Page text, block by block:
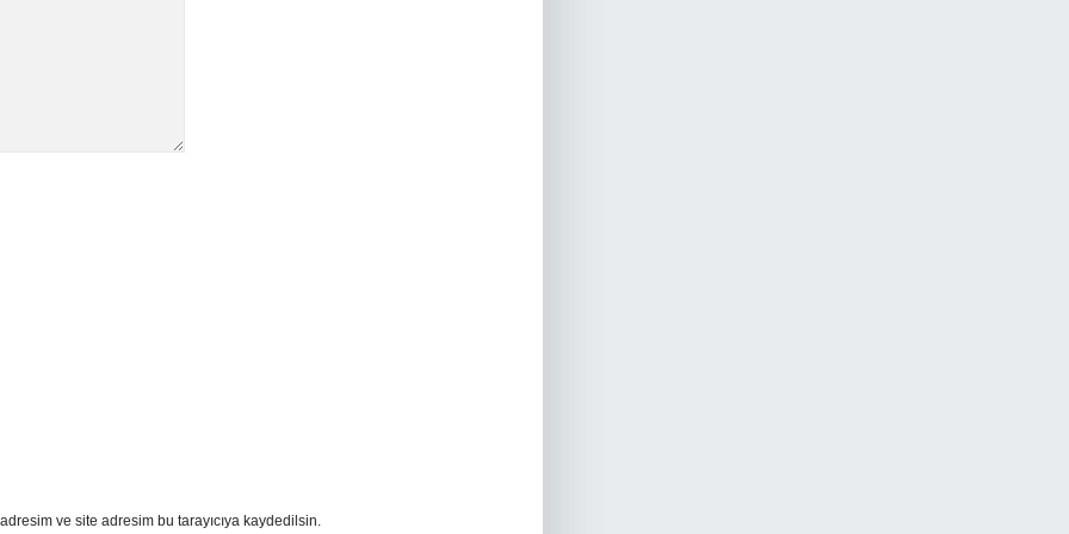
ve site adresim bu tarayıcıya kaydedilsin.